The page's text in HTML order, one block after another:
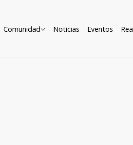
Comunidad Noticias Eventos